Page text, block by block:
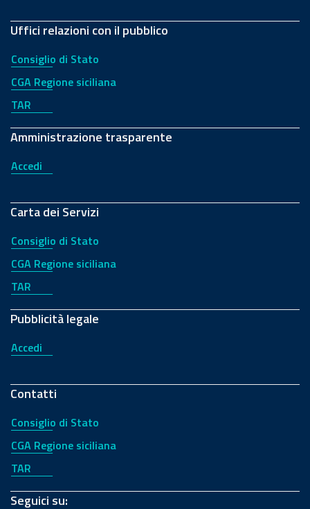
Uffici relazioni con il pubblico
Consiglio di Stato
CGA Regione siciliana
TAR
Amministrazione trasparente
Accedi
Carta dei Servizi
Consiglio di Stato
CGA Regione siciliana
TAR
Pubblicità legale
Accedi
Contatti
Consiglio di Stato
CGA Regione siciliana
TAR
Seguici su: